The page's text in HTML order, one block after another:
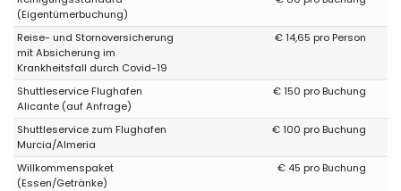
(Eigentümerbuchung)
Reise- und Stornoversicherung
mit Absicherung im
Krankheitsfall durch Covid-19
€ 14,65 pro Person
Shuttleservice Flughafen
Alicante (auf Anfrage)
€ 150 pro Buchung
Shuttleservice zum Flughafen
Murcia/Almeria
€ 100 pro Buchung
Willkommenspaket
(Essen/Getränke)
€ 45 pro Buchung